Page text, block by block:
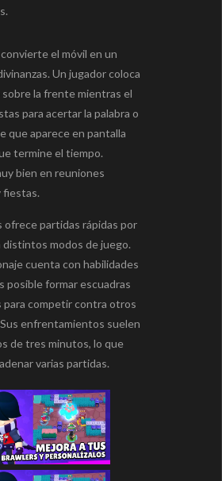
el móvil en un
Un jugador coloca
la frente mientras el
para acertar la palabra o
que aparece en pantalla
termine el tiempo.
bien en reuniones
fiestas.
ofrece partidas rápidas por
distintos modos de juego.
cuenta con habilidades
posible formar escuadras
para competir contra otros
enfrentamientos suelen
de tres minutos, lo que
varias partidas.